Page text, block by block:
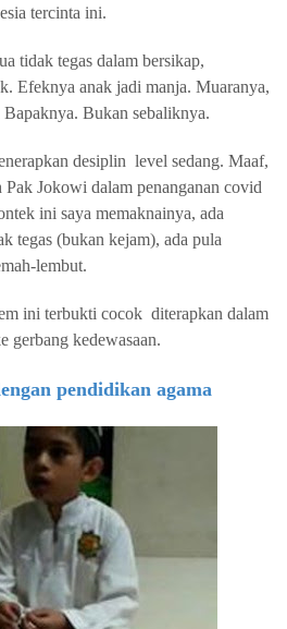
tercinta ini.
tidak tegas dalam bersikap,
Efeknya anak jadi manja. Muaranya,
Bukan sebaliknya.
desiplin level sedang. Maaf,
Pak Jokowi dalam penanganan covid
ini saya memaknainya, ada
tegas (bukan kejam), ada pula
lembut.
ini terbukti cocok diterapkan dalam
gerbang kedewasaan.
pendidikan agama